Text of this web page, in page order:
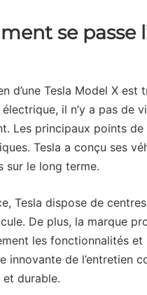
se passe
d’une Tesla Model X
il n’y a pas de
Les principaux points
Tesla a conçu ses
sur le long terme.
Tesla dispose de
De plus, la marque
les fonctionnalités
innovante de l’entretien
durable.